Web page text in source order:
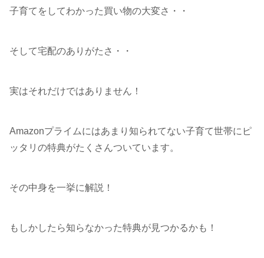
子育てをしてわかった買い物の大変さ・・
そして宅配のありがたさ・・
実はそれだけではありません！
Amazonプライムにはあまり知られてない子育て世帯にピ
ッタリの特典がたくさんついています。
その中身を一挙に解説！
もしかしたら知らなかった特典が見つかるかも！